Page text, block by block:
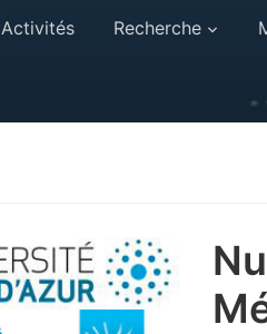
Activités Recherche